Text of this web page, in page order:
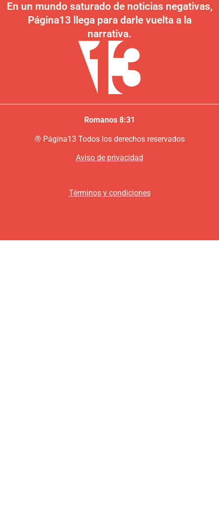
En un mundo saturado de noticias negativas,
Página13 llega para darle vuelta a la
narrativa.
Romanos 8:31
® Página13 Todos los derechos reservados
Aviso de privacidad
Términos y condiciones